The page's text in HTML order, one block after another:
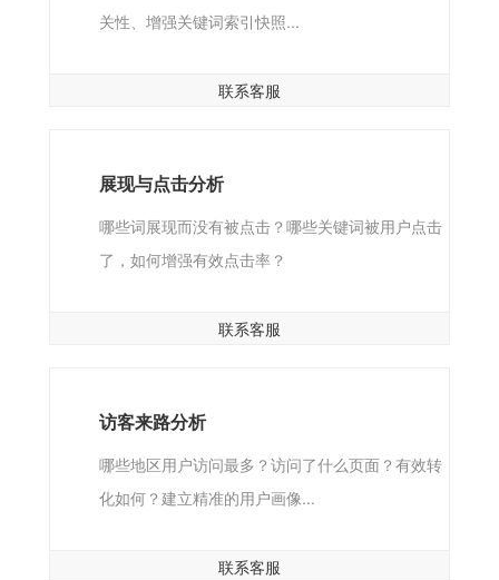
关性、增强关键词索引快照...
联系客服
展现与点击分析
哪些词展现而没有被点击？哪些关键词被用户点击
了，如何增强有效点击率？
联系客服
访客来路分析
哪些地区用户访问最多？访问了什么页面？有效转
化如何？建立精准的用户画像...
联系客服